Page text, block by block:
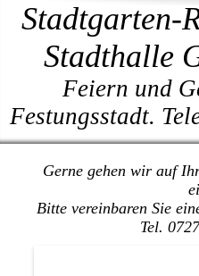
Stadtgarten-
Stadthalle
Feiern und
Festungsstadt.
Gerne gehen wir auf
Bitte vereinbaren Sie
Tel.